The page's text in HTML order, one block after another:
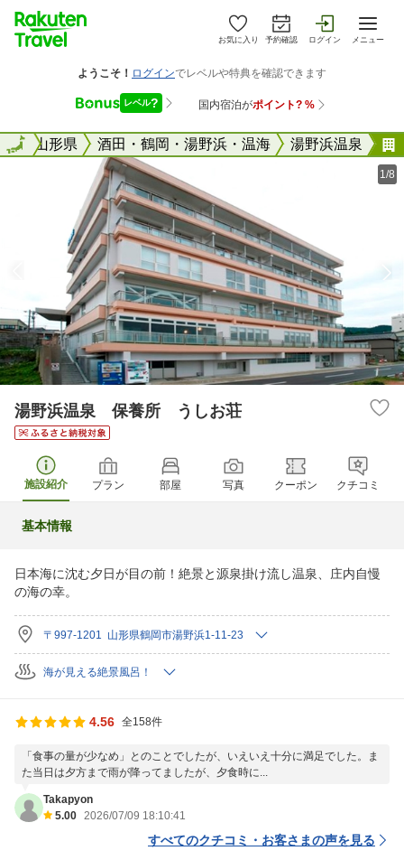
お気に入り 予約確認 ログイン メニュー
全国山形県 酒田・鶴岡・湯野浜・温海 湯野浜温泉
全国
1/8
湯野浜温泉 保養所 うしお荘
施設紹介 プラン 部屋 写真 クーポン クチコミ
基本情報
日本海に沈む夕日が目の前！絶景と源泉掛け流し温泉、庄内自慢
の海の幸。
〒997-1201 山形県鶴岡市湯野浜1-11-23
海が見える絶景風呂！
4.56 全158件
「食事の量が少なめ」とのことでしたが、いえいえ十分に満足でした。ま
た当日は夕方まで雨が降ってましたが、夕食時に...
Takapyon
5.00 2026/07/09 18:10:41
すべてのクチコミ・お客さまの声を見る